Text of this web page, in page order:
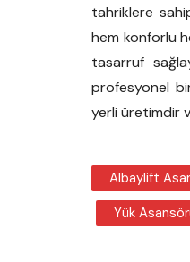
tahriklere
hem konforlu
tasarruf
profesyonel
yerli üretimdir
Albaylift
Yük